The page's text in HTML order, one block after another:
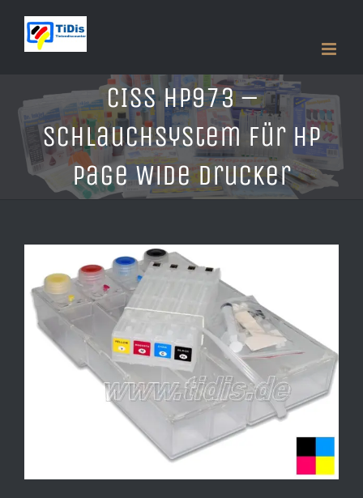
Inhalt
CISS HP973 –
Schlauchsystem für HP
Page Wide Drucker
grösseres
Bild